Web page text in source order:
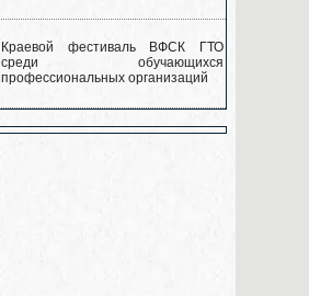
Краевой фестиваль ВФСК ГТО
среди обучающихся
профессиональных организаций